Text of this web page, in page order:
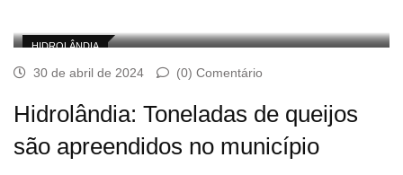
HIDROLÂNDIA
30 de abril de 2024 (0) Comentário
Hidrolândia: Toneladas de queijos
são apreendidos no município